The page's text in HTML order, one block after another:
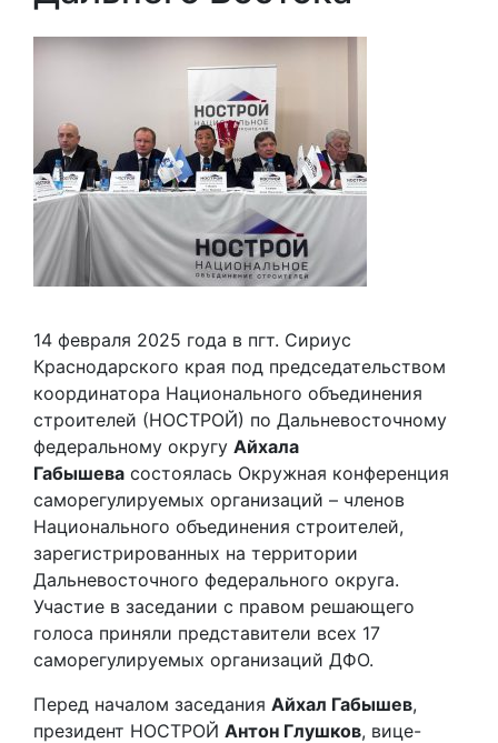
14 февраля 2025 года в пгт. Сириус
Краснодарского края под председательством
координатора Национального объединения
строителей (НОСТРОЙ) по Дальневосточному
федеральному округу Айхала
Габышева состоялась Окружная конференция
саморегулируемых организаций – членов
Национального объединения строителей,
зарегистрированных на территории
Дальневосточного федерального округа.
Участие в заседании с правом решающего
голоса приняли представители всех 17
саморегулируемых организаций ДФО.
Перед началом заседания Айхал Габышев,
президент НОСТРОЙ Антон Глушков, вице-